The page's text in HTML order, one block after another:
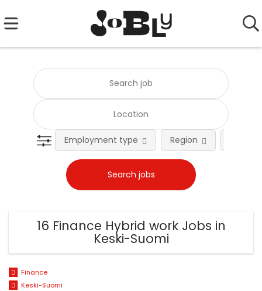
Employment type Region
16 Finance Hybrid work Jobs in
Keski-Suomi
Finance
Keski-Suomi